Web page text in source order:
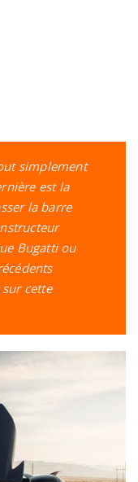
simplement
est la
la barre
Bugatti ou
cette